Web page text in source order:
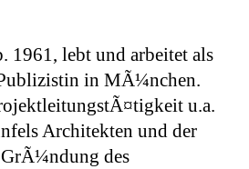
1961, lebt und arbeitet als
in MÃ¼nchen.
u.a.
Architekten und der
des